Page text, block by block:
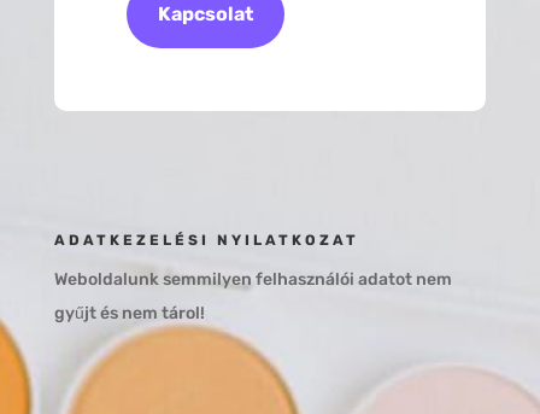
Kapcsolat
ADATKEZELÉSI NYILATKOZAT
Weboldalunk semmilyen felhasználói adatot nem
gyűjt és nem tárol!